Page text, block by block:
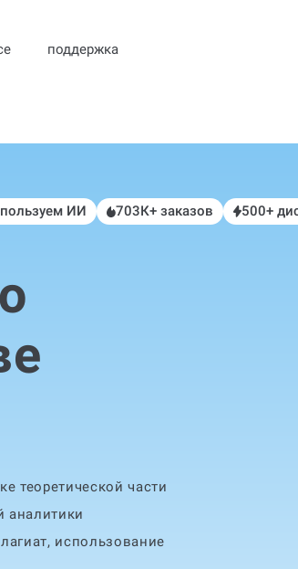
поддержка
ИИ 703К+ заказов 500+
теоретической части
аналитики
использование